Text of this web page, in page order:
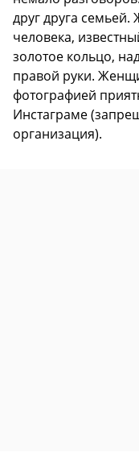
друг друга семьей.
человека,
золотое кольцо,
правой руки.
фотографией
Инстаграме
организация).